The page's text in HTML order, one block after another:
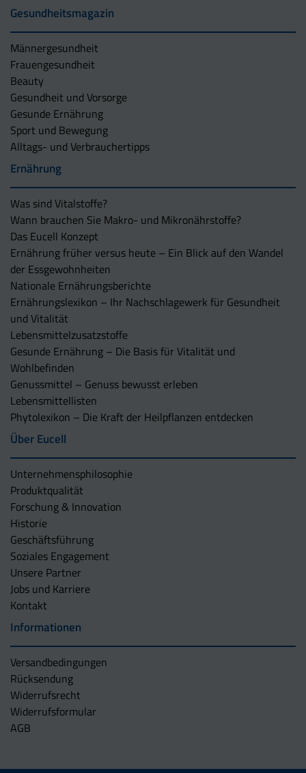
Gesundheitsmagazin
Männergesundheit
Frauengesundheit
Beauty
Gesundheit und Vorsorge
Gesunde Ernährung
Sport und Bewegung
Alltags- und Verbrauchertipps
Ernährung
Was sind Vitalstoffe?
Wann brauchen Sie Makro- und Mikronährstoffe?
Das Eucell Konzept
Ernährung früher versus heute – Ein Blick auf den Wandel
der Essgewohnheiten
Nationale Ernährungsberichte
Ernährungslexikon – Ihr Nachschlagewerk für Gesundheit
und Vitalität
Lebensmittelzusatzstoffe
Gesunde Ernährung – Die Basis für Vitalität und
Wohlbefinden
Genussmittel – Genuss bewusst erleben
Lebensmittellisten
Phytolexikon – Die Kraft der Heilpflanzen entdecken
Über Eucell
Unternehmens­philosophie
Produktqualität
Forschung & Innovation
Historie
Geschäftsführung
Soziales Engagement
Unsere Partner
Jobs und Karriere
Kontakt
Informationen
Versandbedingungen
Rücksendung
Widerrufsrecht
Widerrufsformular
AGB